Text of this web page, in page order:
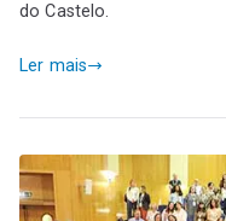
do Castelo.
Ler mais